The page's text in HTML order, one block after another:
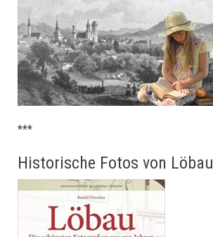
***
Historische Fotos von Löbau